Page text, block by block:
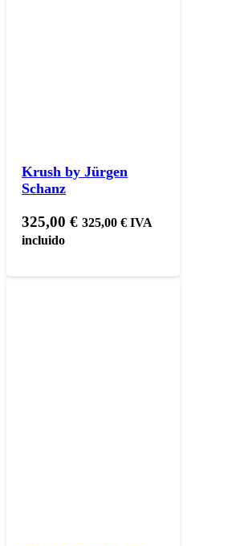
Krush by Jürgen
Schanz
325,00€ 325,00€ IVA
incluido